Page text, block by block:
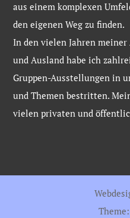
aus einem komplexen
den eigenen Weg zu finden.
In den vielen Jahren
und Ausland habe ich
Gruppen-Ausstellungen in
und Themen bestritten.
vielen privaten und
Theme: